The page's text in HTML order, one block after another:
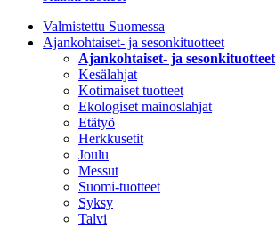
Valmistettu Suomessa
Ajankohtaiset- ja sesonkituotteet
Ajankohtaiset- ja sesonkituotteet
Kesälahjat
Kotimaiset tuotteet
Ekologiset mainoslahjat
Etätyö
Herkkusetit
Joulu
Messut
Suomi-tuotteet
Syksy
Talvi